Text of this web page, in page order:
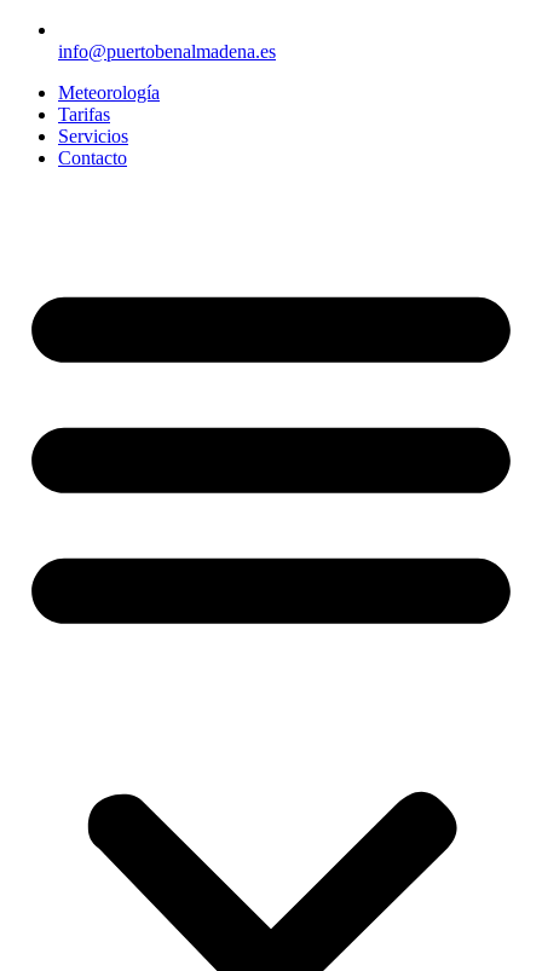
info@puertobenalmadena.es
Meteorología
Tarifas
Servicios
Contacto